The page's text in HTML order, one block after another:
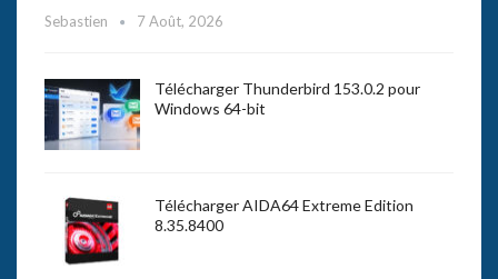
Sebastien 7 Août, 2026
Télécharger Thunderbird 153.0.2 pour
Windows 64-bit
Télécharger AIDA64 Extreme Edition
8.35.8400